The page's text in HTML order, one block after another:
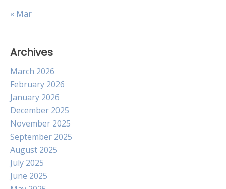
« Mar
Archives
March 2026
February 2026
January 2026
December 2025
November 2025
September 2025
August 2025
July 2025
June 2025